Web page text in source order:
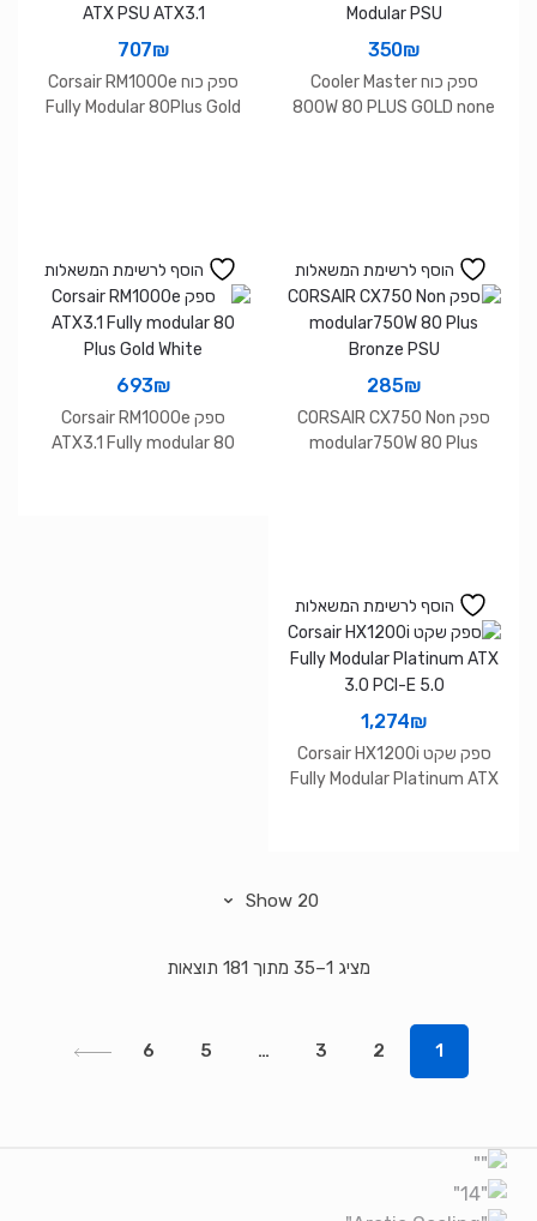
350₪
ספק כוח Cooler Master
800W 80 PLUS GOLD none
707₪
ספק כוח Corsair RM1000e
Fully Modular 80Plus Gold
הוסף לרשימת המשאלות
285₪
ספק CORSAIR CX750 Non
modular750W 80 Plus
הוסף לרשימת המשאלות
693₪
ספק Corsair RM1000e
ATX3.1 Fully modular 80
הוסף לרשימת המשאלות
1,274₪
ספק שקט Corsair HX1200i
Fully Modular Platinum ATX
מציג 1–35 מתוך 181 תוצאות
העדכני
1
2
3
…
5
6
Brands Carousel